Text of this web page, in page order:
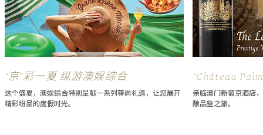
“京”彩一夏 纵游澳娱综合
这个盛夏，澳娱综合特别呈献一系列尊尚礼遇，让您展开
精彩纷呈的度假时光。
“Château
飨宴
亲临澳门新葡京酒店
酿品鉴之旅。